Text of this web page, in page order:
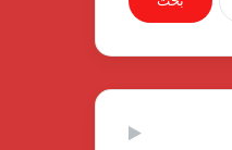
عن: